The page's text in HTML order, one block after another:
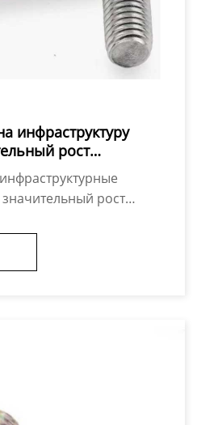
инфраструктуру
рост
шпилек.
рост
рост в отрасли